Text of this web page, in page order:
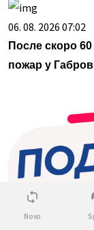
06. 08. 2026 07:02
После скоро
пожар у
Novo